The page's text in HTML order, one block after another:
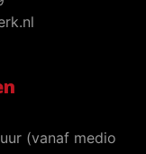
(vanaf medio